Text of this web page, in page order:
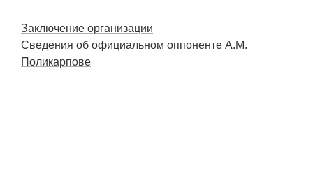
Заключение организации
Сведения об официальном оппоненте А.М.
Поликарпове